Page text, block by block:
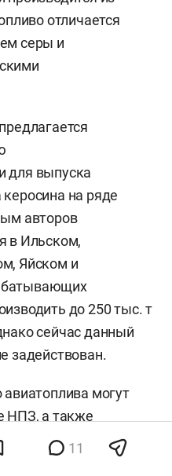
отличается
серы и
для выпуска
на ряде
авторов
в Ильском,
Яйском и
до 250 тыс. т
сейчас данный
задействован.
могут
НПЗ, а также
завода
рынок. По
11